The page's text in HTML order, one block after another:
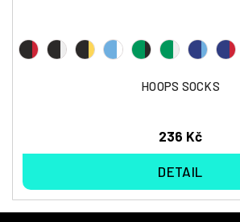
HOOPS SOCKS
236 Kč
DETAIL